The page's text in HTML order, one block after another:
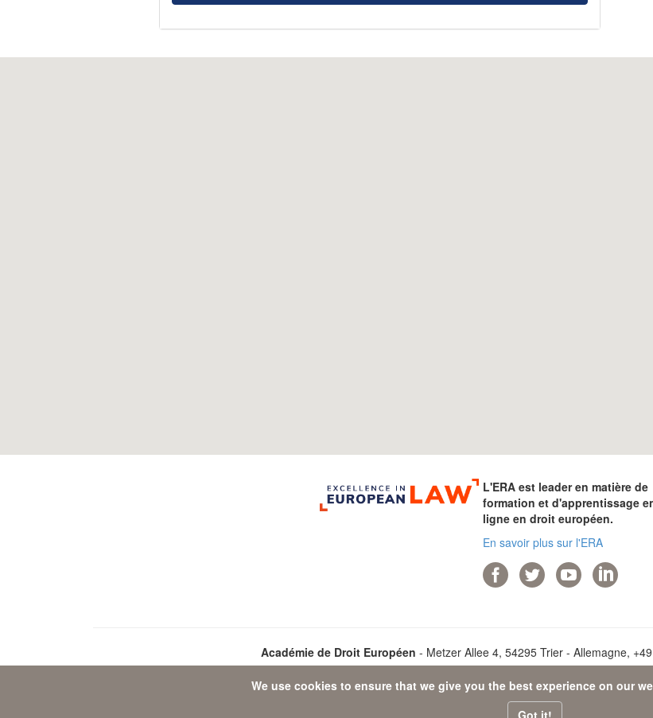
We use cookies to ensure that we give you the best experience on our
Got it!
L'ERA est leader en matière de
formation et d'apprentissage
ligne en droit européen.
En savoir plus sur l'ERA
Académie de Droit Européen - Metzer Allee 4, 54295 Trier - Allemagne,
Sitemap- © 2026 Académie de